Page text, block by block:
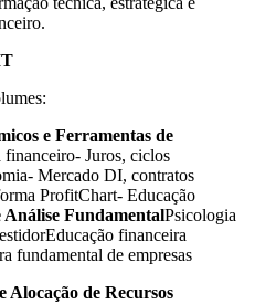
e Ferramentas de
financeiro- Juros, ciclos
Mercado DI, contratos
ProfitChart- Educação
FundamentalPsicologia
financeira
fundamental de empresas
Alocação de Recursos